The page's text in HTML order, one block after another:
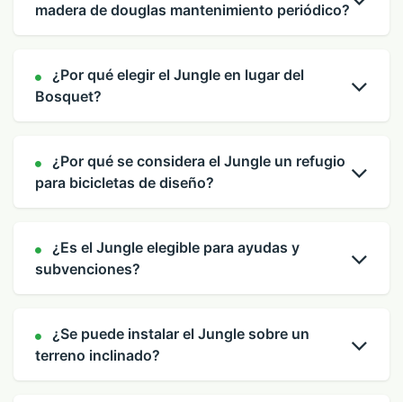
madera de douglas mantenimiento periódico?
Bosquet?
para bicicletas de diseño?
subvenciones?
terreno inclinado?